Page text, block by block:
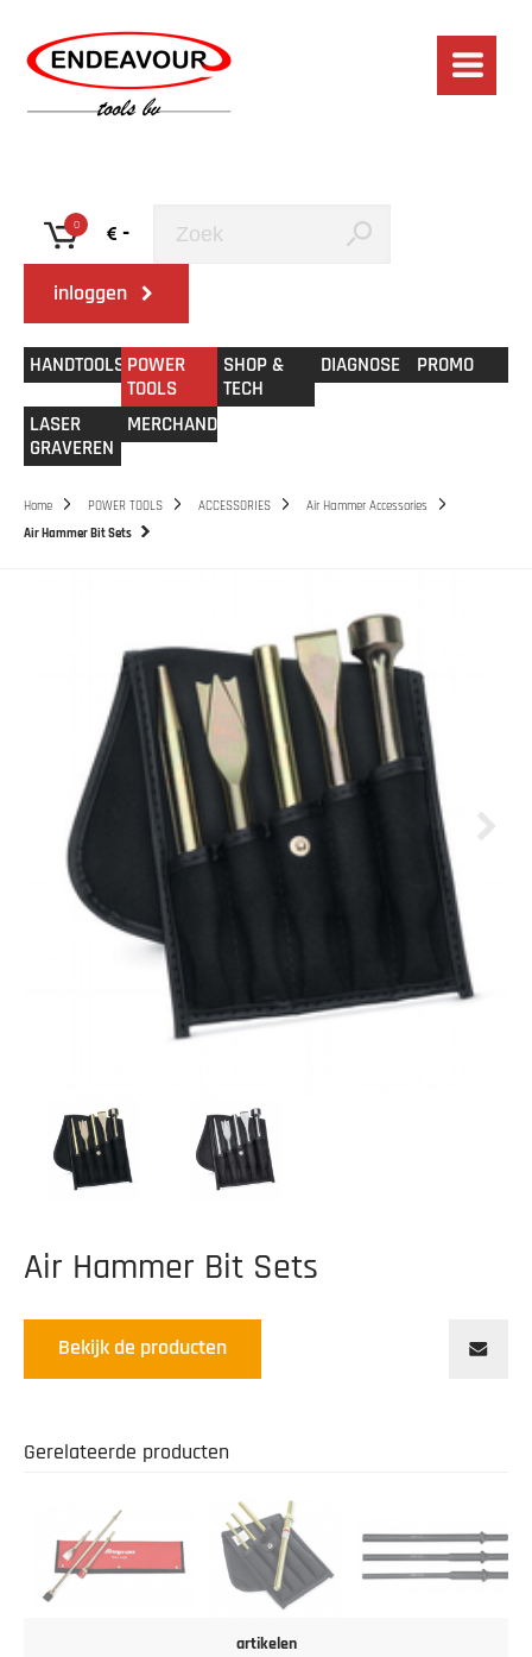
0 -
inloggen
HANDTOOLS POWER
TOOLS
SHOP &
TECH
DIAGNOSE PROMO
LASER
GRAVEREN
MERCHANDISE
Home POWER TOOLS ACCESSORIES
Air Hammer Accessories
Air Hammer Bit Sets
Air Hammer Bit Sets
Bekijk de producten
Gerelateerde producten
artikelen